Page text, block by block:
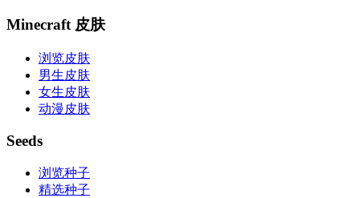
Minecraft 皮肤
浏览皮肤
男生皮肤
女生皮肤
动漫皮肤
Seeds
浏览种子
精选种子